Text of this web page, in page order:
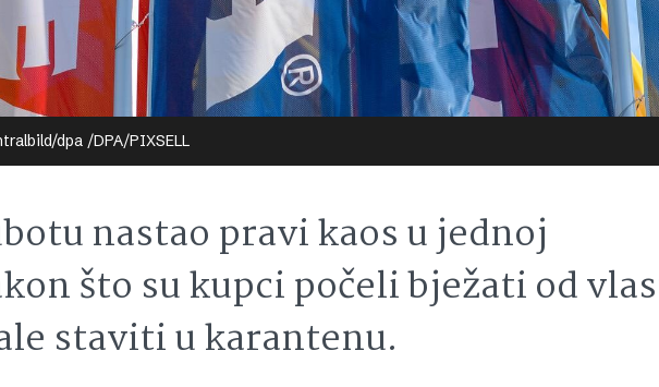
dpa /DPA/PIXSELL
nastao pravi kaos u jednoj
što su kupci počeli bježati od
staviti u karantenu.